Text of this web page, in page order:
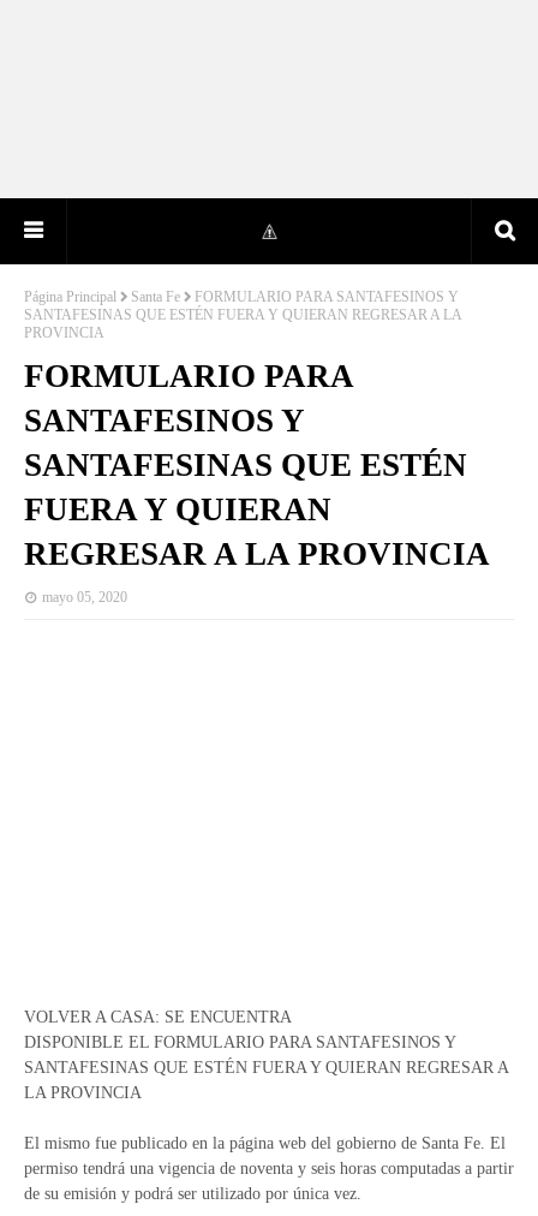
Página Principal Santa Fe
FORMULARIO PARA SANTAFESINOS Y
SANTAFESINAS QUE ESTÉN FUERA Y QUIERAN REGRESAR A LA
PROVINCIA
FORMULARIO PARA
SANTAFESINOS Y
SANTAFESINAS QUE ESTÉN
FUERA Y QUIERAN
REGRESAR A LA PROVINCIA
mayo 05, 2020
VOLVER A CASA: SE ENCUENTRA
DISPONIBLE EL FORMULARIO PARA SANTAFESINOS Y
SANTAFESINAS QUE ESTÉN FUERA Y QUIERAN REGRESAR A
LA PROVINCIA
El mismo fue publicado en la página web del gobierno de Santa Fe. El
permiso tendrá una vigencia de noventa y seis horas computadas a partir
de su emisión y podrá ser utilizado por única vez.